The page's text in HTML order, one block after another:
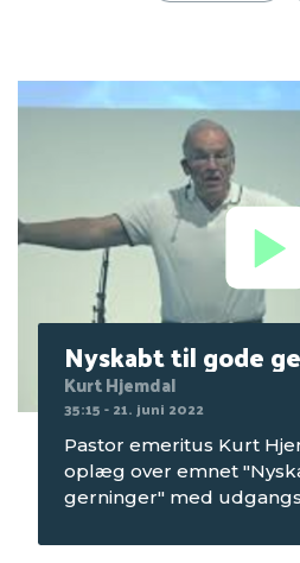
Nyskabt til gode
Kurt Hjemdal
35:15 - 21. juni 2022
Pastor emeritus Kurt
oplæg over emnet
gerninger" med
fra aftenmødet om